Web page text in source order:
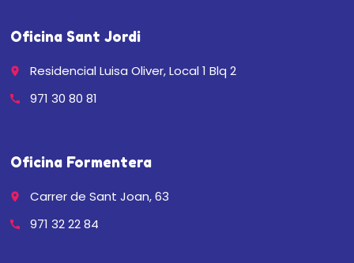
Oficina Sant Jordi
place Residencial Luisa Oliver, Local 1 Blq 2
call 971 30 80 81
Oficina Formentera
place Carrer de Sant Joan, 63
call 971 32 22 84